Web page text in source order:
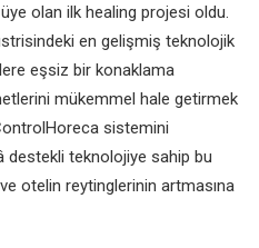
olan ilk healing projesi oldu.
en gelişmiş teknolojik
eşsiz bir konaklama
mükemmel hale getirmek
sistemini
destekli teknolojiye sahip bu
otelin reytinglerinin artmasına